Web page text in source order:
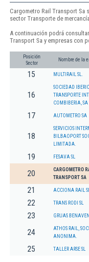
Cargometro Rail Transport Sa
sector Transporte de
A continuación podrá
Transport Sa y empresas con
Posición
Sector
Nombre de la
15 MULTIRAIL SL.
16
SOCIEDAD
TRANSPORTE
COMBIBERIA, SA
17 AUTOMETRO SA
18
SERVICIOS
BILBAOPORT
LIMITADA.
19 FESAVA SL
20
CARGOMETRO
TRANSPORT SA
21 ACCIONA RAIL
22 TRANS RODI SL
23 GRUAS
24
ATHOS RAIL,
ANONIMA.
25 TALLER ARSE SL